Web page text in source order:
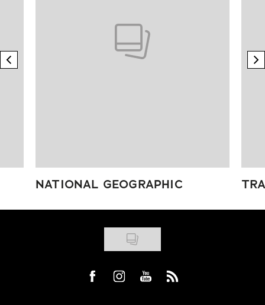
previous element
NATIONAL GEOGRAPHIC
Visit us on Facebook
Visit us on Instagram
Visit us on Youtube
Visit us on Rss